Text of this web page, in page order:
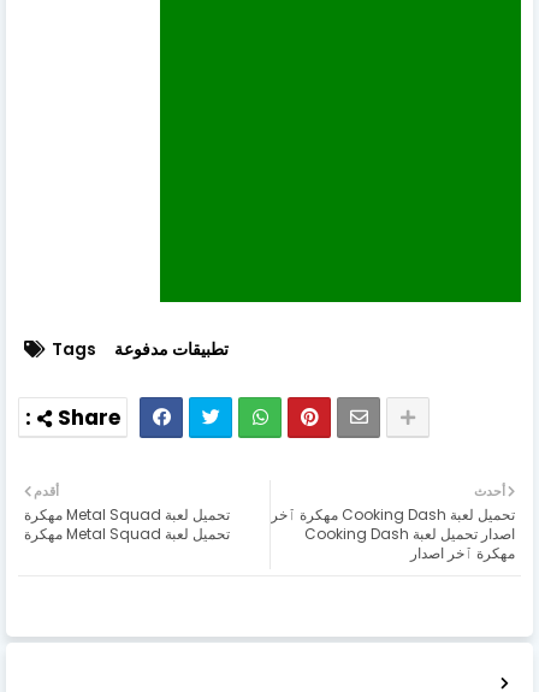
Tags تطبيقات مدفوعة
أحدث
تحميل لعبة Cooking Dash مهكرة ٱخر
اصدار تحميل لعبة Cooking Dash
مهكرة ٱخر اصدار
أقدم
تحميل لعبة Metal Squad مهكرة
تحميل لعبة Metal Squad مهكرة